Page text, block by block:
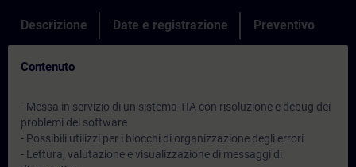
Descrizione Date e registrazione Preventivo
Contenuto
- Messa in servizio di un sistema TIA con risoluzione e debug dei
problemi del software
- Possibili utilizzi per i blocchi di organizzazione degli errori
- Lettura, valutazione e visualizzazione di messaggi di